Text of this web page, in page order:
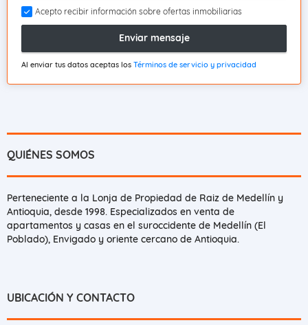
Acepto recibir información sobre ofertas inmobiliarias
Enviar mensaje
Al enviar tus datos aceptas los Términos de servicio y privacidad
QUIÉNES SOMOS
Perteneciente a la Lonja de Propiedad de Raiz de Medellín y
Antioquia, desde 1998. Especializados en venta de
apartamentos y casas en el suroccidente de Medellín (El
Poblado), Envigado y oriente cercano de Antioquia.
UBICACIÓN Y CONTACTO